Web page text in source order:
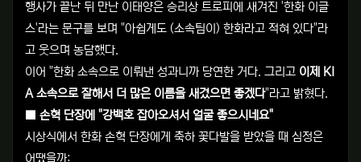
행사가 끝난 뒤 만난 이태양은 승리상 트로피에 새겨진 '한화 이글
스'라는 문구를 보며 "아쉽게도 (소속팀이) 한화라고 적혀 있다"라
고 웃으며 농담했다.
이어 "한화 소속으로 이뤄낸 성과니까 당연한 거다. 그리고 이제 KI
A 소속으로 잘해서 더 많은 이름을 새겼으면 좋겠다"라고 밝혔다.
■ 손혁 단장에 "강백호 잡아오셔서 얼굴 좋으시네요"
시상식에서 한화 손혁 단장에게 축하 꽃다발을 받았을 때 심정은
어땠을까: